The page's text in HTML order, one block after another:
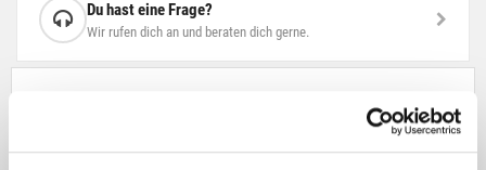
Du hast eine Frage?
Wir rufen dich an und beraten dich gerne.